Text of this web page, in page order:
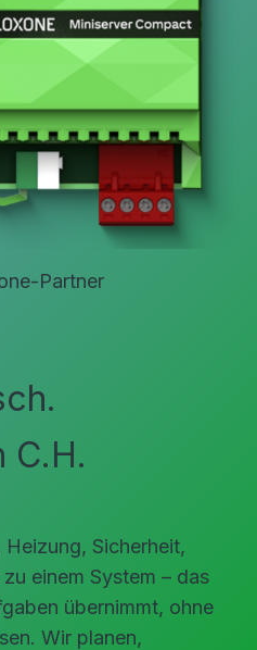
Partner
C.H.
Sicherheit,
einem System – das
übernimmt, ohne
Wir planen,